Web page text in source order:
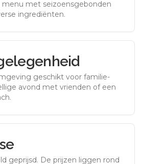
menu met seizoensgebonden
ingrediënten.
geschikt voor familie-
avond met vrienden of een
geprijsd. De prijzen liggen rond